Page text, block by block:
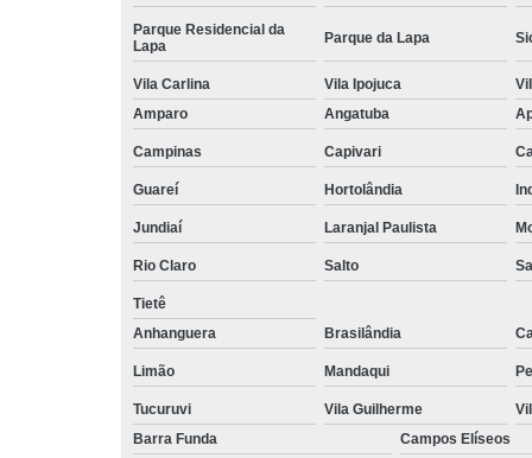
Parque Residencial da
Lapa
Parque da Lapa
Vila Carlina Vila Ipojuca
Amparo
Angatuba
Campinas Capivari
Guareí Hortolândia
Jundiaí Laranjal Paulista
Rio Claro Salto
Tietê
Anhanguera
Brasilândia
Limão Mandaqui
Tucuruvi Vila Guilherme
Barra Funda
Campos Elíseos